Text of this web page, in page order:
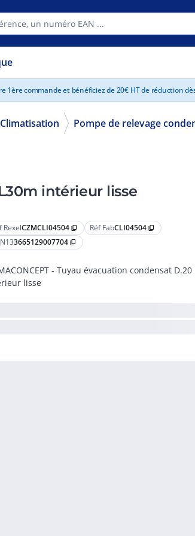
1ère commande et bénéficiez de 20€ HT de réduction
Climatisation Pompe de relevage
intérieur lisse
RexelCZMCLI04504 content_copy Réf FabCLI04504 content_copy
3665129007704 content_copy
- Tuyau évacuation condensat D.20
lisse